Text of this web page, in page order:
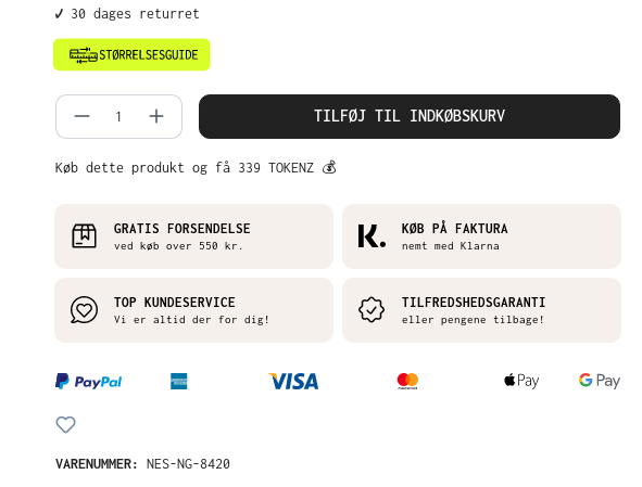
✔️ 30 dages returret
Produktmængde: Indtast det ønskede beløb,
TILFØJ TIL INDKØBSKURV
Køb dette produkt og få 339 TOKENZ 💰
GRATIS FORSENDELSE
ved køb over 550 kr.
KØB PÅ FAKTURA
nemt med Klarna
TOP KUNDESERVICE
Vi er altid der for dig!
TILFREDSHEDSGARANTI
eller pengene tilbage!
VARENUMMER: NES-NG-8420